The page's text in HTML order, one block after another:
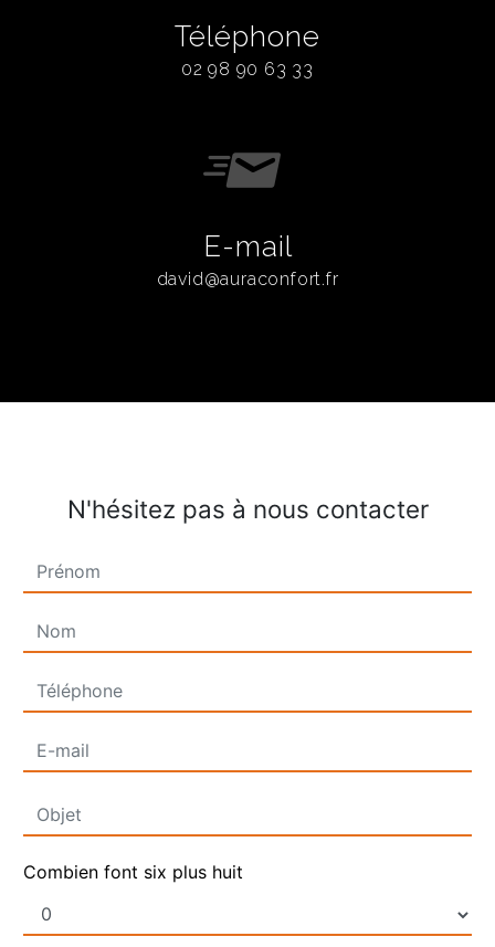
Téléphone
02 98 90 63 33
E-mail
david@auraconfort.fr
N'hésitez pas à nous contacter
Combien font six plus huit